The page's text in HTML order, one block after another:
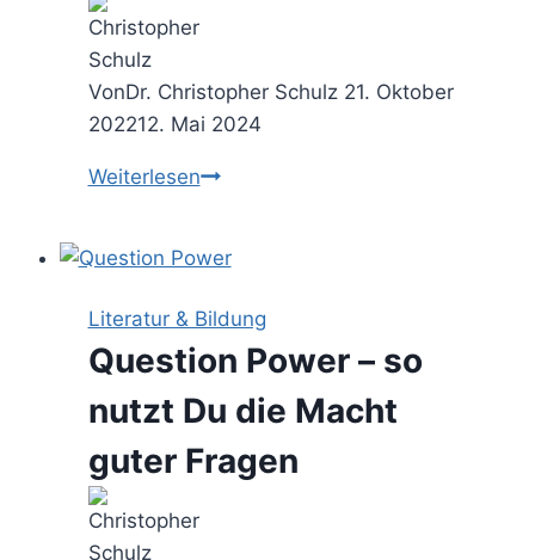
VonDr. Christopher Schulz 21. Oktober
202212. Mai 2024
WeiterlesenAuf
–
so
befreist
Du
Deinen
vom
Literatur & Bildung
Question Power – so
nutzt Du die Macht
guter Fragen